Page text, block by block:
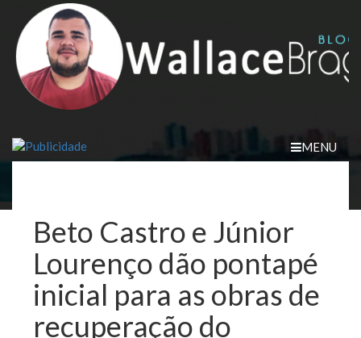
content
MENU
Beto Castro e Júnior
Lourenço dão pontapé
inicial para as obras de
recuperação do